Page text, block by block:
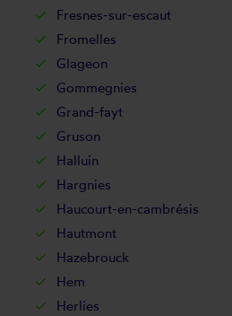
Fresnes-sur-escaut
Fromelles
Glageon
Gommegnies
Grand-fayt
Gruson
Halluin
Hargnies
Haucourt-en-cambrésis
Hautmont
Hazebrouck
Hem
Herlies